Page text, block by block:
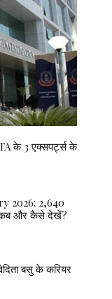
के 3 एक्सपर्ट्स के
2026: 2,640
कब और कैसे देखें?
बसु के करियर